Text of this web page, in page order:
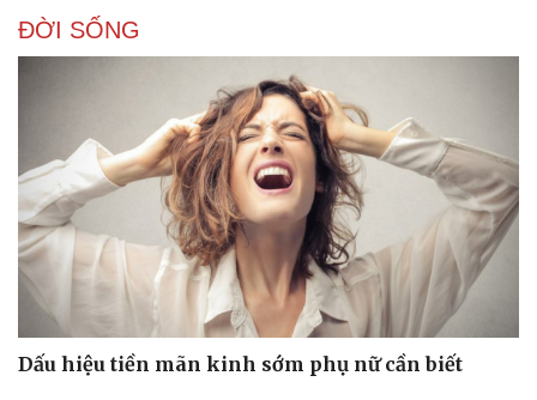
ĐỜI SỐNG
Dấu hiệu tiền mãn kinh sớm phụ nữ cần biết